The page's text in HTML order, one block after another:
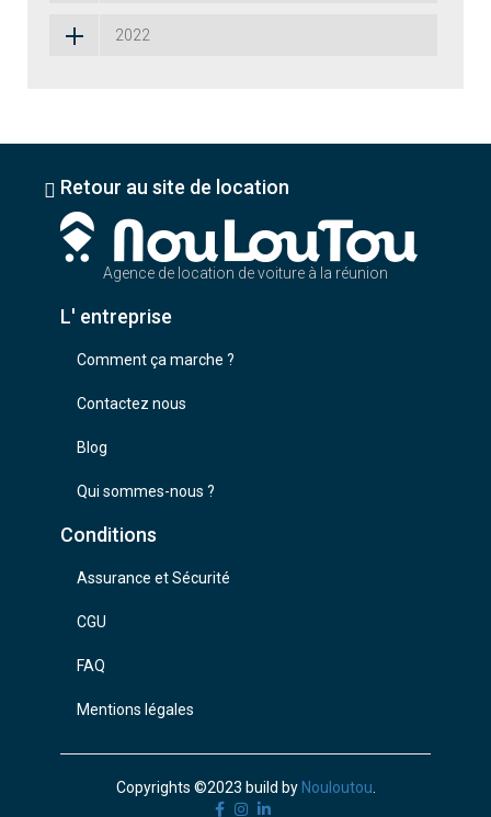
2022
Retour au site de location
Agence de location de voiture à la réunion
L' entreprise
Comment ça marche ?
Contactez nous
Blog
Qui sommes-nous ?
Conditions
Assurance et Sécurité
CGU
FAQ
Mentions légales
Copyrights ©2023 build by Nouloutou